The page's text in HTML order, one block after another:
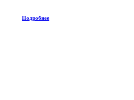
Подробнее